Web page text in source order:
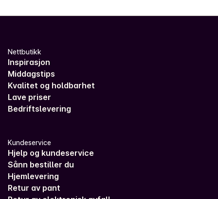
Nettbutikk
Inspirasjon
Middagstips
Kvalitet og holdbarhet
Lave priser
Bedriftslevering
Kundeservice
Hjelp og kundeservice
Sånn bestiller du
Hjemlevering
Retur av pant